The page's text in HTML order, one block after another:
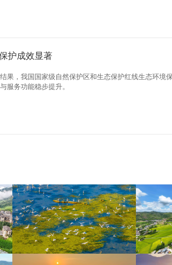
护成效显著
果，我国国家级自然保护区和生态保护红线生态环境
服务功能稳步提升。